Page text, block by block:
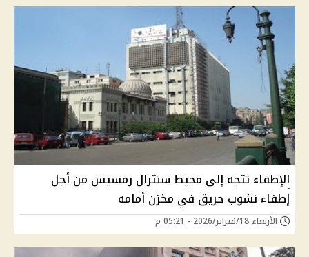
الإطفاء تتجه إلى محيط سنترال رمسيس من أجل
إطفاء نشوب حريق في مخزن أمامه
الأربعاء 18/فبراير/2026 - 05:21 م